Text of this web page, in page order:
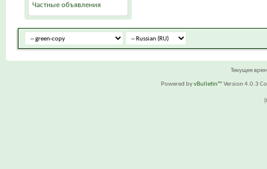
Частные объявления
Текущее
Powered byvBulletin™ Version 4.0.3